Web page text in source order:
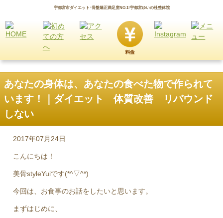
宇都宮市ダイエット･骨盤矯正満足度NO.1!宇都宮ゆいの杜整体院
あなたの身体は、あなたの食べた物で作られて
います！｜ダイエット 体質改善 リバウンド
しない
2017年07月24日
こんにちは！
美骨styleYuiです(*^▽^*)
今回は、お食事のお話をしたいと思います。
まずはじめに、